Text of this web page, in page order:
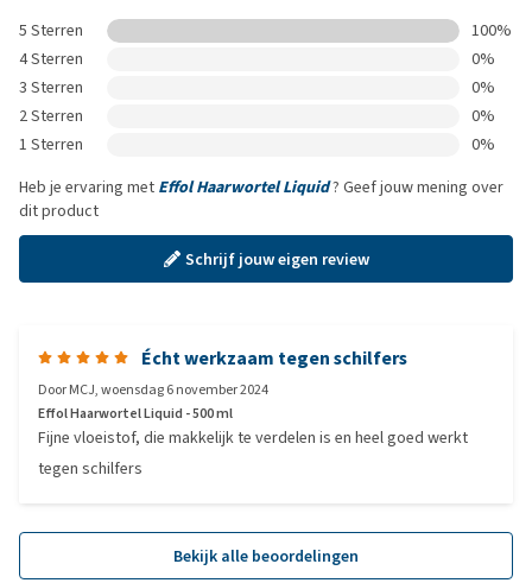
5 Sterren
100%
4 Sterren
0%
3 Sterren
0%
2 Sterren
0%
1 Sterren
0%
Heb je ervaring met Effol Haarwortel Liquid? Geef jouw mening over
dit product
Schrijf jouw eigen review
Écht werkzaam tegen schilfers
DoorMCJ,woensdag 6 november 2024
Effol Haarwortel Liquid - 500 ml
Fijne vloeistof, die makkelijk te verdelen is en heel goed werkt
tegen schilfers
Bekijk alle beoordelingen